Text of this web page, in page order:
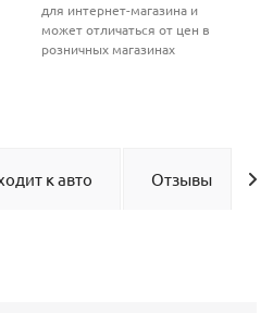
для интернет-магазина и
может отличаться от цен в
розничных магазинах
к авто Отзывы